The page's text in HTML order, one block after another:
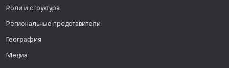
Роли и структура
Региональные представители
География
Медиа